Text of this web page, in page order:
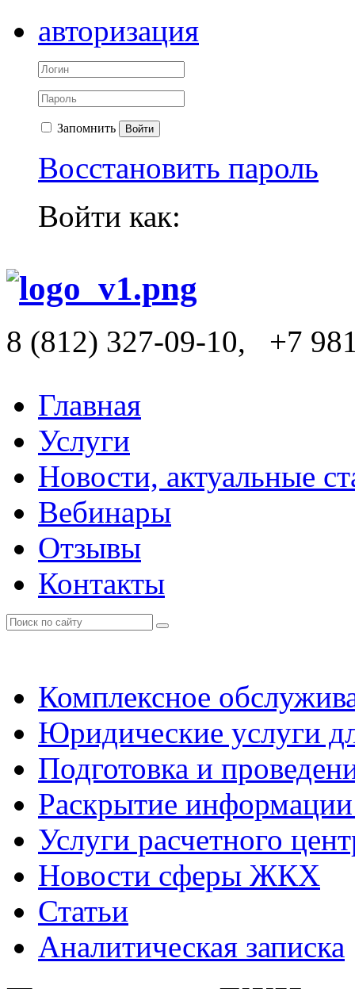
авторизация
Запомнить Войти
Восстановить пароль
Войти как:
8 (812) 327-09-10, +7
Главная
Услуги
Новости, актуальные
Вебинары
Отзывы
Контакты
Комплексное
Юридические
Подготовка и
Раскрытие
Услуги расчетного
Новости сферы ЖКХ
Статьи
Аналитическая записка